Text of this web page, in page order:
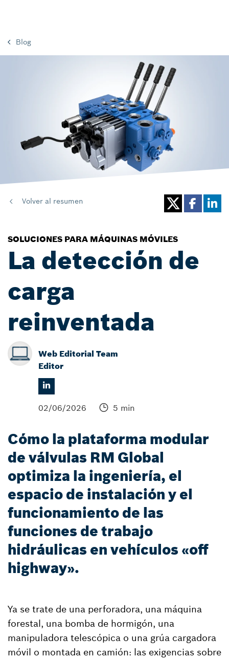
Blog
Volver al resumen
SOLUCIONES PARA MÁQUINAS MÓVILES
La detección de
carga
reinventada
Web Editorial Team
Editor
02/06/2026 5 min
Cómo la plataforma modular
de válvulas RM Global
optimiza la ingeniería, el
espacio de instalación y el
funcionamiento de las
funciones de trabajo
hidráulicas en vehículos «off
highway».
Ya se trate de una perforadora, una máquina
forestal, una bomba de hormigón, una
manipuladora telescópica o una grúa cargadora
móvil o montada en camión: las exigencias sobre